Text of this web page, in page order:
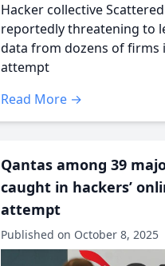
Hacker collective
reportedly threatening to
data from dozens of firms
attempt
Read More →
Qantas among 39
caught in hackers’
attempt
Published on October 8, 2025